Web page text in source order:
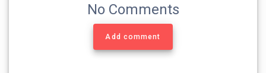
No Comments
Add comment